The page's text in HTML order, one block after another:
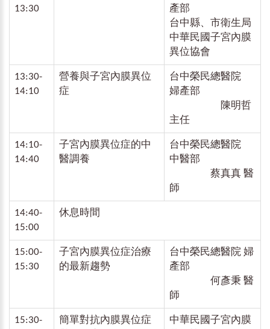
13:30
產部
台中縣、市衛生局
中華民國子宮內膜
異位協會
13:30-
14:10
營養與子宮內膜異位
症
台中榮民總醫院
婦產部
陳明哲
主任
14:10-
14:40
子宮內膜異位症的中
醫調養
台中榮民總醫院
中醫部
蔡真真 醫
師
14:40-
15:00
休息時間
15:00-
15:30
子宮內膜異位症治療
的最新趨勢
台中榮民總醫院 婦
產部
何彥秉 醫
師
15:30-
簡單對抗內膜異位症
中華民國子宮內膜